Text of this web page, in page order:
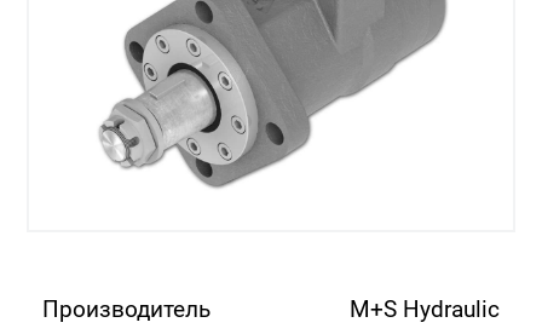
Производитель M+S Hydraulic